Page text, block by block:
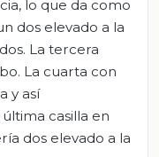
lo que da como
dos elevado a la
La tercera
La cuarta con
y así
casilla en
dos elevado a la